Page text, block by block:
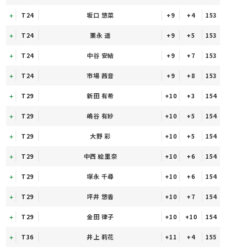
T24 坂口 悠菜 +9 +4 153
T24 栗永 遥 +9 +5 153
T24 中谷 安結 +9 +7 153
T24 市場 茜音 +9 +8 153
T29 新田 有希 +10 +3 154
T29 嶋谷 有紗 +10 +5 154
T29 大野 彩 +10 +5 154
T29 中西 絵里奈 +10 +6 154
T29 塚永 千尋 +10 +6 154
T29 坪井 悠香 +10 +7 154
T29 金田 律子 +10 +10 154
T36 井上 莉花 +11 +4 155